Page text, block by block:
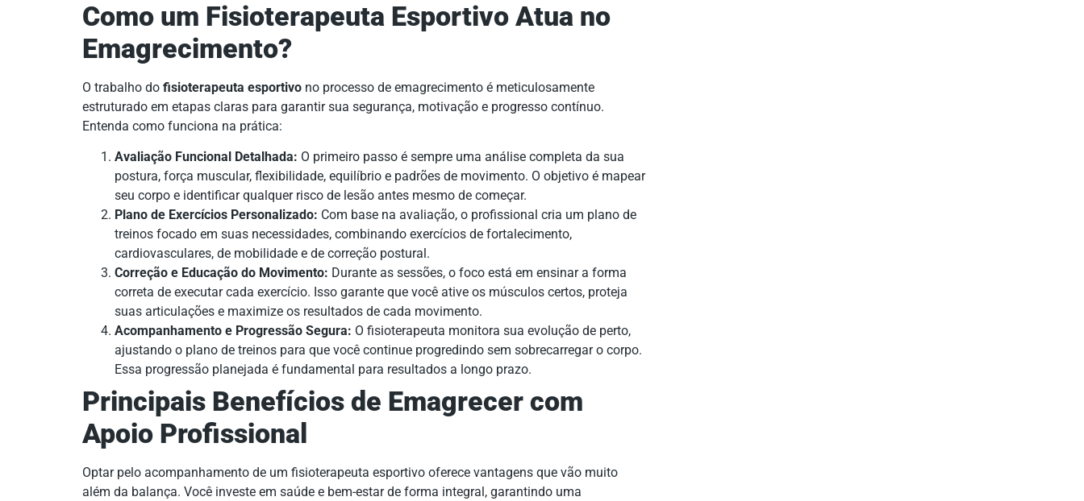
Como um Fisioterapeuta Esportivo Atua no
Emagrecimento?
O trabalho do fisioterapeuta esportivo no processo de emagrecimento é meticulosamente
estruturado em etapas claras para garantir sua segurança, motivação e progresso contínuo.
Entenda como funciona na prática:
Avaliação Funcional Detalhada: O primeiro passo é sempre uma análise completa da sua
postura, força muscular, flexibilidade, equilíbrio e padrões de movimento. O objetivo é mapear
seu corpo e identificar qualquer risco de lesão antes mesmo de começar.
Plano de Exercícios Personalizado: Com base na avaliação, o profissional cria um plano de
treinos focado em suas necessidades, combinando exercícios de fortalecimento,
cardiovasculares, de mobilidade e de correção postural.
Correção e Educação do Movimento: Durante as sessões, o foco está em ensinar a forma
correta de executar cada exercício. Isso garante que você ative os músculos certos, proteja
suas articulações e maximize os resultados de cada movimento.
Acompanhamento e Progressão Segura: O fisioterapeuta monitora sua evolução de perto,
ajustando o plano de treinos para que você continue progredindo sem sobrecarregar o corpo.
Essa progressão planejada é fundamental para resultados a longo prazo.
Principais Benefícios de Emagrecer com
Apoio Profissional
Optar pelo acompanhamento de um fisioterapeuta esportivo oferece vantagens que vão muito
além da balança. Você investe em saúde e bem-estar de forma integral, garantindo uma